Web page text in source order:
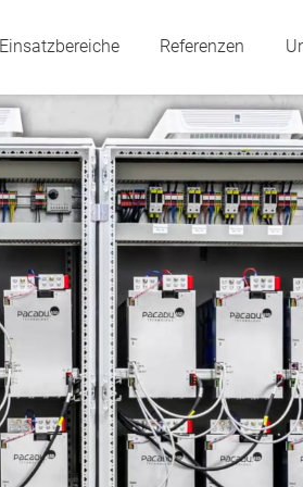
Einsatzbereiche Referenzen